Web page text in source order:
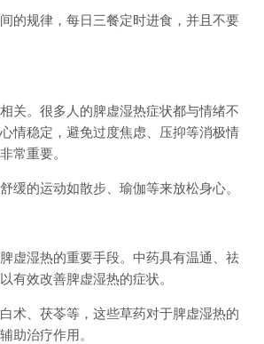
的规律，每日三餐定时进食，并且不要
关。很多人的脾虚湿热症状都与情绪不
情稳定，避免过度焦虑、压抑等消极情
常重要。
缓的运动如散步、瑜伽等来放松身心。
虚湿热的重要手段。中药具有温通、祛
有效改善脾虚湿热的症状。
术、茯苓等，这些草药对于脾虚湿热的
助治疗作用。